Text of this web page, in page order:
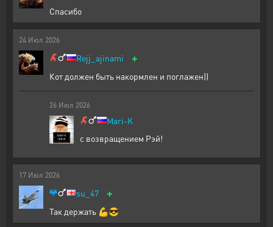
Спасибо
24 Июл 2026
Rejj_ajinami +
Кот должен быть накормлен и поглажен))
26 Июл 2026
Mari-K
с возвращением Рэй!
17 Июл 2026
su_47 +
Так держать 💪😎